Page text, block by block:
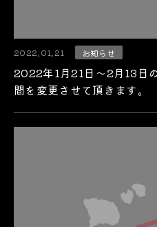
2022.01.21 お知らせ
2022年1月21日～2月13日
間を変更させて頂きます